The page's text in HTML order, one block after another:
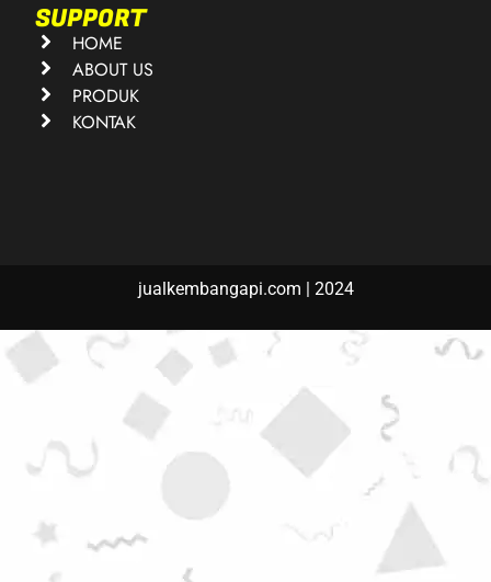
SUPPORT
HOME
ABOUT US
PRODUK
KONTAK
jualkembangapi.com | 2024